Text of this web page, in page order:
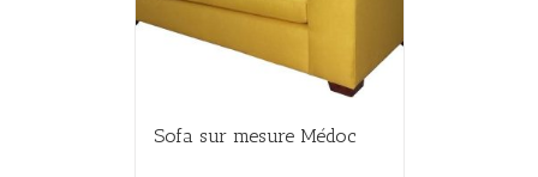
Sofa sur mesure Médoc